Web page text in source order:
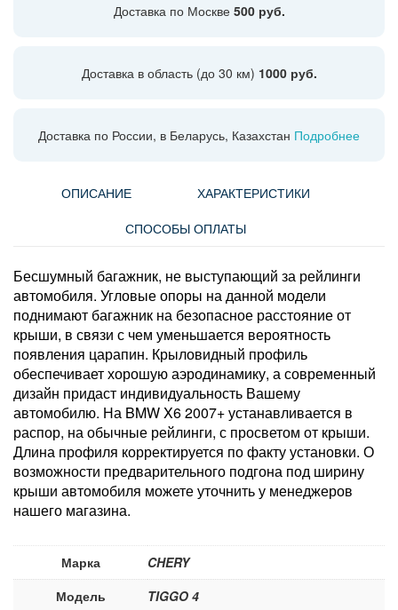
Доставка по Москве 500 руб.
Доставка в область (до 30 км) 1000 руб.
Доставка по России, в Беларусь, Казахстан Подробнее
ОПИСАНИЕ
ХАРАКТЕРИСТИКИ
СПОСОБЫ ОПЛАТЫ
Бесшумный багажник, не выступающий за рейлинги
автомобиля. Угловые опоры на данной модели
поднимают багажник на безопасное расстояние от
крыши, в связи с чем уменьшается вероятность
появления царапин. Крыловидный профиль
обеспечивает хорошую аэродинамику, а современный
дизайн придаст индивидуальность Вашему
автомобилю. На BMW X6 2007+ устанавливается в
распор, на обычные рейлинги, с просветом от крыши.
Длина профиля корректируется по факту установки. О
возможности предварительного подгона под ширину
крыши автомобиля можете уточнить у менеджеров
нашего магазина.
Марка
CHERY
Модель
TIGGO 4